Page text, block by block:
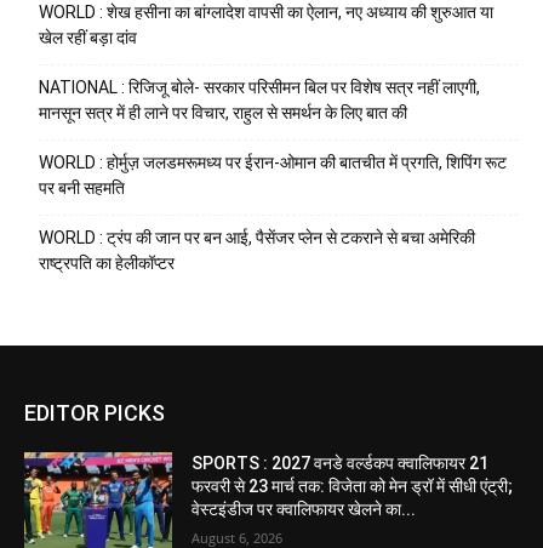
WORLD : शेख हसीना का बांग्लादेश वापसी का ऐलान, नए अध्याय की शुरुआत या
खेल रहीं बड़ा दांव
NATIONAL : रिजिजू बोले- सरकार परिसीमन बिल पर विशेष सत्र नहीं लाएगी,
मानसून सत्र में ही लाने पर विचार, राहुल से समर्थन के लिए बात की
WORLD : होर्मुज़ जलडमरूमध्य पर ईरान-ओमान की बातचीत में प्रगति, शिपिंग रूट
पर बनी सहमति
WORLD : ट्रंप की जान पर बन आई, पैसेंजर प्लेन से टकराने से बचा अमेरिकी
राष्ट्रपति का हेलीकॉप्टर
EDITOR PICKS
SPORTS : 2027 वनडे वर्ल्डकप क्वालिफायर 21
फरवरी से 23 मार्च तक: विजेता को मेन ड्रॉ में सीधी एंट्री;
वेस्टइंडीज पर क्वालिफायर खेलने का...
August 6, 2026